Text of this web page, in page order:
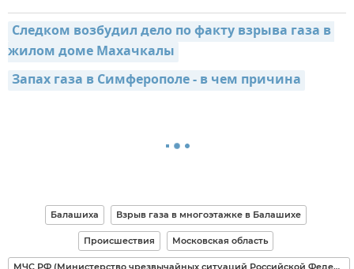
Следком возбудил дело по факту взрыва газа в
жилом доме Махачкалы
Запах газа в Симферополе - в чем причина
Балашиха Взрыв газа в многоэтажке в Балашихе
Происшествия Московская область